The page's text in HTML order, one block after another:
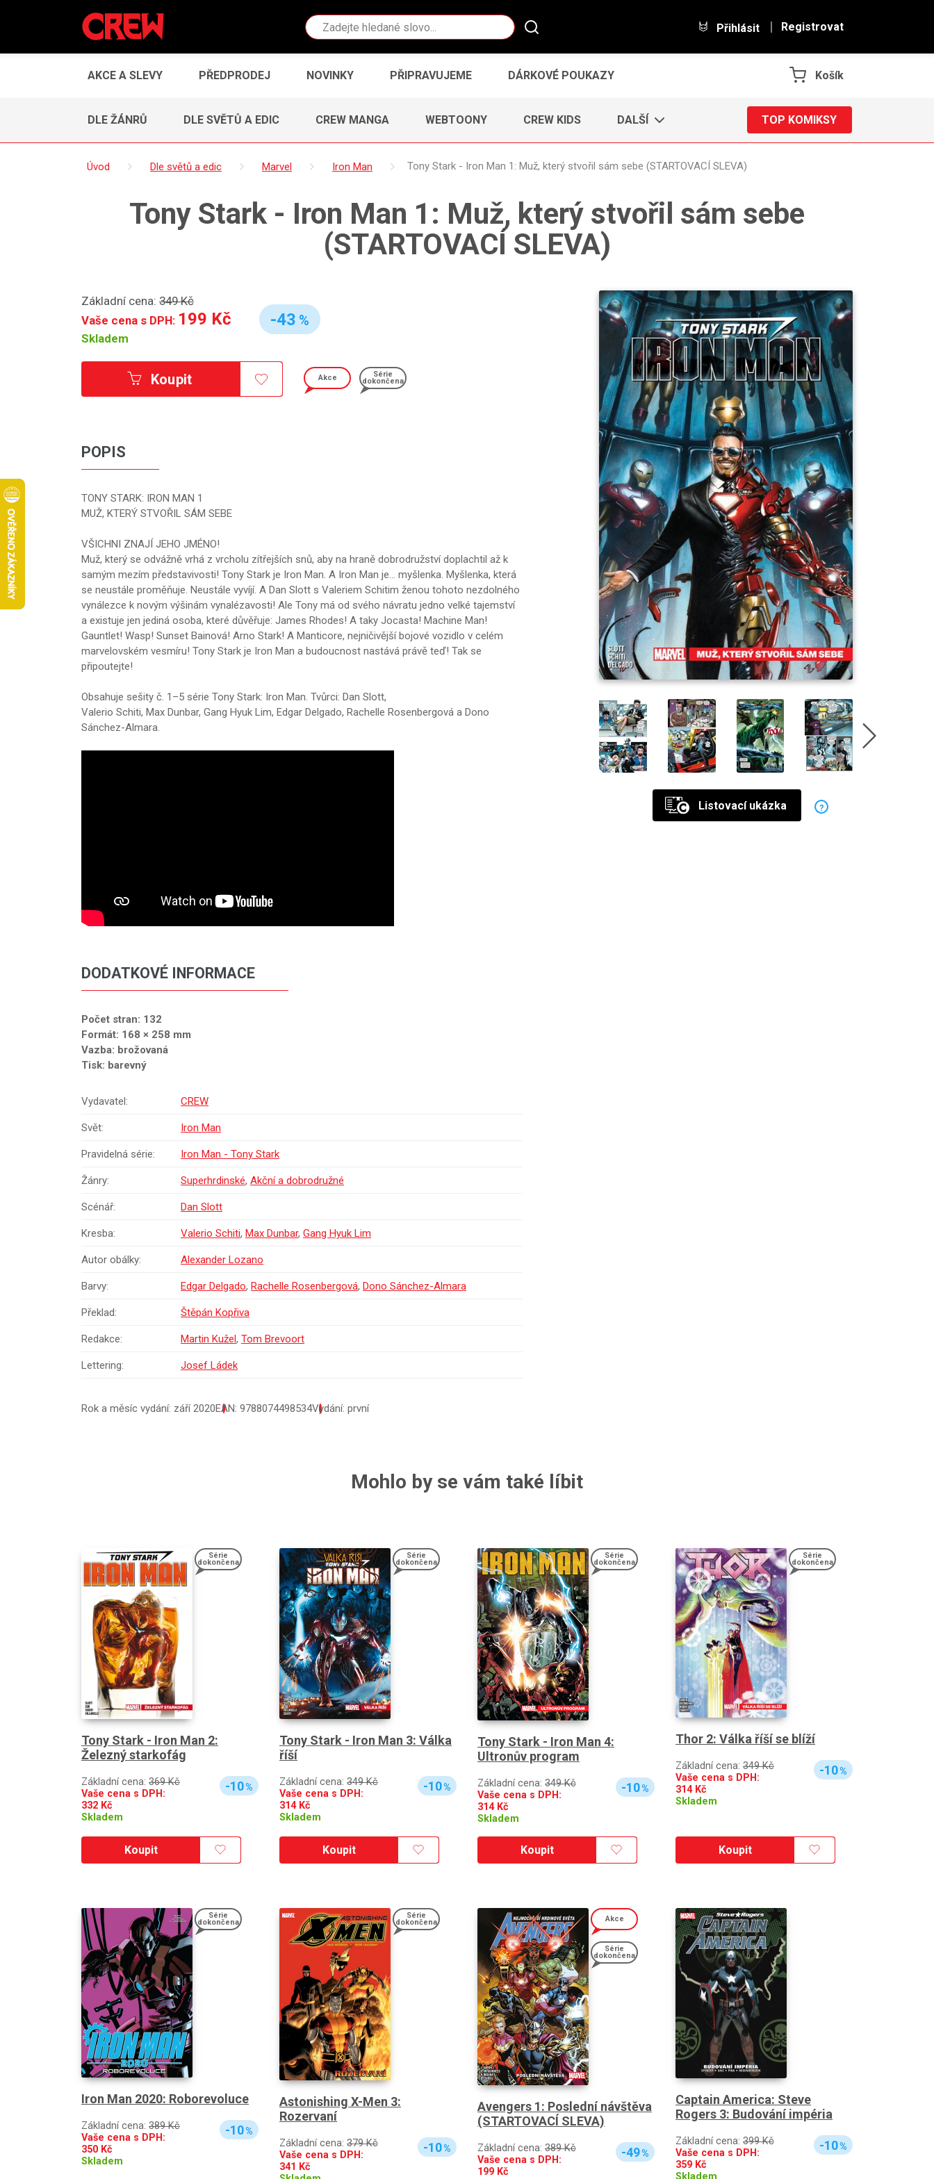
Vyhledávání Přihlásit Registrovat
AKCE A SLEVY PŘEDPRODEJ NOVINKY PŘIPRAVUJEME DÁRKOVÉ POUKAZY Košík
DLE ŽÁNRŮ DLE SVĚTŮ A EDIC CREW MANGA WEBTOONY CREW KIDS DALŠÍ TOP KOMIKSY
Úvod Dle světů a edic Marvel Iron Man Tony Stark - Iron Man 1: Muž, který stvořil sám sebe (STARTOVACÍ SLEVA)
Tony Stark - Iron Man 1: Muž, který stvořil sám sebe
(STARTOVACÍ SLEVA)
Základní cena: 349 Kč
Vaše cena s DPH: 199 Kč
Skladem
-43 %
Koupit Akce Série
dokončena
POPIS
TONY STARK: IRON MAN 1
MUŽ, KTERÝ STVOŘIL SÁM SEBE
VŠICHNI ZNAJÍ JEHO JMÉNO!
Muž, který se odvážně vrhá z vrcholu zítřejších snů, aby na hraně dobrodružství doplachtil až k
samým mezím představivosti! Tony Stark je Iron Man. A Iron Man je… myšlenka. Myšlenka, která
se neustále proměňuje. Neustále vyvíjí. A Dan Slott s Valeriem Schitim ženou tohoto nezdolného
vynálezce k novým výšinám vynalézavosti! Ale Tony má od svého návratu jedno velké tajemství
a existuje jen jediná osoba, které důvěřuje: James Rhodes! A taky Jocasta! Machine Man!
Gauntlet! Wasp! Sunset Bainová! Arno Stark! A Manticore, nejničivější bojové vozidlo v celém
marvelovském vesmíru! Tony Stark je Iron Man a budoucnost nastává právě teď! Tak se
připoutejte!
Obsahuje sešity č. 1–5 série Tony Stark: Iron Man. Tvůrci: Dan Slott,
Valerio Schiti, Max Dunbar, Gang Hyuk Lim, Edgar Delgado, Rachelle Rosenbergová a Dono
Sánchez-Almara.
DODATKOVÉ INFORMACE
Počet stran: 132
Formát: 168 × 258 mm
Vazba: brožovaná
Tisk: barevný
Vydavatel: CREW
Svět: Iron Man
Pravidelná série: Iron Man - Tony Stark
Žánry: Superhrdinské, Akční a dobrodružné
Scénář: Dan Slott
Kresba: Valerio Schiti, Max Dunbar, Gang Hyuk Lim
Autor obálky: Alexander Lozano
Barvy: Edgar Delgado, Rachelle Rosenbergová, Dono Sánchez-Almara
Překlad: Štěpán Kopřiva
Redakce: Martin Kužel, Tom Brevoort
Lettering: Josef Ládek
Rok a měsíc vydání: září 2020EAN: 9788074498534Vydání: první
Listovací ukázka ?
Mohlo by se vám také líbit
Série
dokončena
Tony Stark - Iron Man 2:
Železný starkofág
Základní cena: 369 Kč
Vaše cena s DPH:
332 Kč
Skladem
-10%
Koupit
Série
dokončena
Tony Stark - Iron Man 3: Válka
říší
Základní cena: 349 Kč
Vaše cena s DPH:
314Kč
Skladem
-10%
Koupit
Série
dokončena
Tony Stark - Iron Man 4:
Ultronův program
Základní cena: 349 Kč
Vaše cena s DPH:
314Kč
Skladem
-10%
Koupit
Série
dokončena
Thor 2: Válka říší se blíží
Základní cena: 349 Kč
Vaše cena s DPH:
314Kč
Skladem
-10%
Koupit
Série
dokončena
Iron Man 2020: Roborevoluce
Základní cena: 389 Kč
Vaše cena s DPH:
350 Kč
Skladem
-10%
Série
dokončena
Astonishing X-Men 3:
Rozervaní
Základní cena: 379 Kč
Vaše cena s DPH:
341 Kč
-10%
Akce
Série
dokončena
Avengers 1: Poslední návštěva
(STARTOVACÍ SLEVA)
Základní cena: 389 Kč
Vaše cena s DPH:
199 Kč
-49%
Captain America: Steve
Rogers 3: Budování impéria
Základní cena: 399 Kč
Vaše cena s DPH:
359 Kč
-10%